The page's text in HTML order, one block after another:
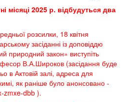
місяці 2025 р. відбудуться два
розсилки, 18 квітня
засіданні із доповіддю
природний закон» виступіть
В.А.Широков (засідання буде
в Актовій залі, адреса для
як раніше було анонсовано -
zmxe-dbb ).